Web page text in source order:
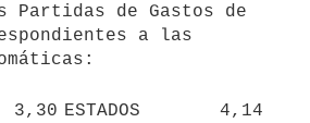
de Gastos de
a las
3,30 ESTADOS
4,14